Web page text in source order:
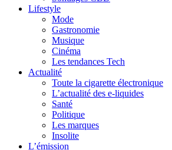
Lifestyle
Mode
Gastronomie
Musique
Cinéma
Les tendances Tech
Actualité
Toute la cigarette électronique
L’actualité des e-liquides
Santé
Politique
Les marques
Insolite
L’émission